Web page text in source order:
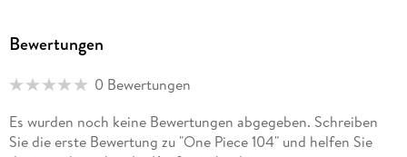
multimedial große Erfolge: die Serie wurde als Anime
u. v. m. Die Serie hat auch in Europa und den USA unzählige
dreimonatlich bei Carlsen, außerdem sind mehrere Guides
und Romane sowie der Kurzgeschichtenband WANTED
Bewertungen
0 Bewertungen
Es wurden noch keine Bewertungen abgegeben. Schreiben
Sie die erste Bewertung zu "One Piece 104" und helfen Sie